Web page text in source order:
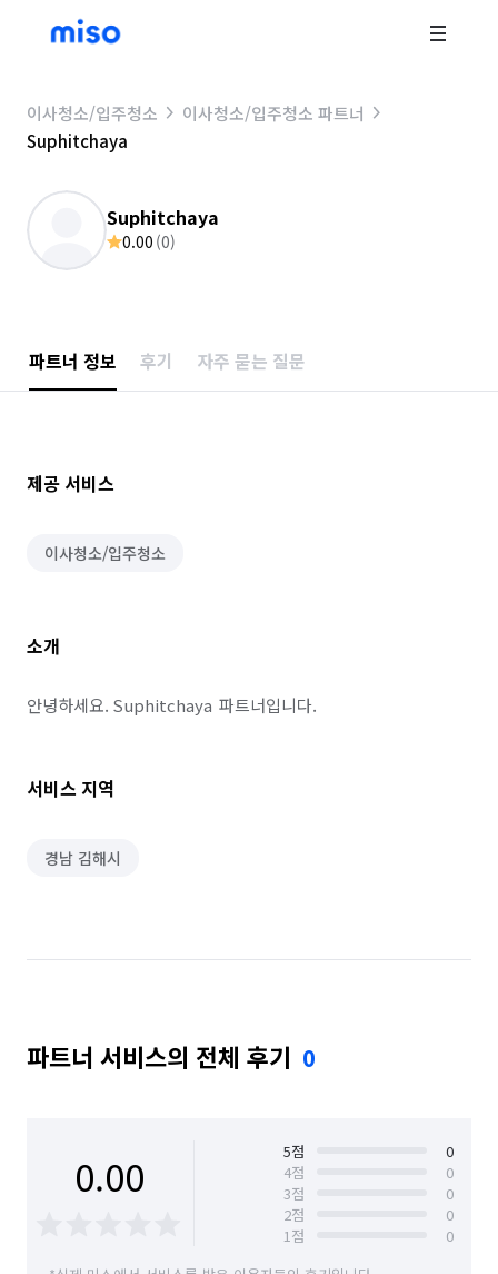
이사청소/입주청소
이사청소/입주청소 파트너
Suphitchaya
Suphitchaya
0.00 (0)
파트너 정보 후기 자주 묻는 질문
제공 서비스
이사청소/입주청소
소개
안녕하세요. Suphitchaya  파트너입니다.
서비스 지역
경남 김해시
파트너 서비스의 전체 후기 0
0.00 5점
0
4점
0
3점
0
2점
0
1점
0